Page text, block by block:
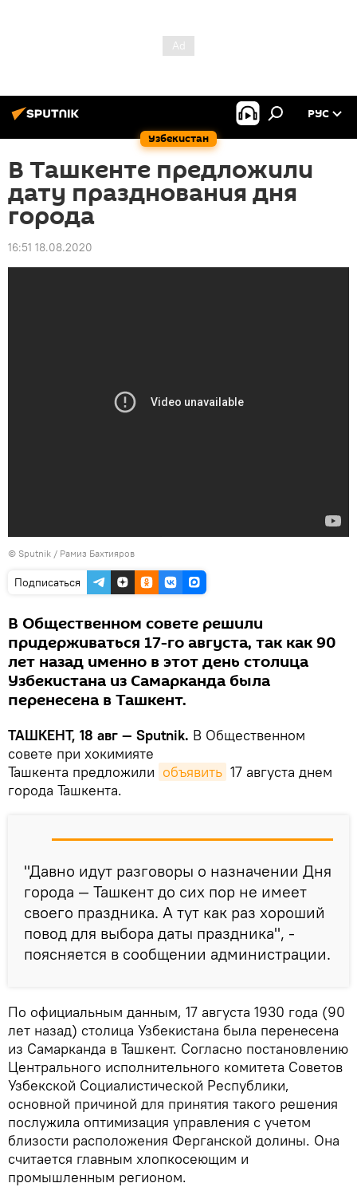
Узбекистан
РУС
В Ташкенте предложили
дату празднования дня
города
16:51 18.08.2020
© Sputnik / Рамиз Бахтияров
Подписаться
В Общественном совете решили
придерживаться 17-го августа, так как 90
лет назад именно в этот день столица
Узбекистана из Самарканда была
перенесена в Ташкент.
ТАШКЕНТ, 18 авг — Sputnik. В Общественном
совете при хокимияте
Ташкента предложили объявить 17 августа днем
города Ташкента.
"Давно идут разговоры о назначении Дня
города — Ташкент до сих пор не имеет
своего праздника. А тут как раз хороший
повод для выбора даты праздника", -
поясняется в сообщении администрации.
По официальным данным, 17 августа 1930 года (90
лет назад) столица Узбекистана была перенесена
из Самарканда в Ташкент. Согласно постановлению
Центрального исполнительного комитета Советов
Узбекской Социалистической Республики,
основной причиной для принятия такого решения
послужила оптимизация управления с учетом
близости расположения Ферганской долины. Она
считается главным хлопкосеющим и
промышленным регионом.